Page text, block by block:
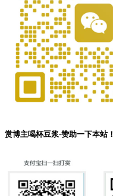
赏博主喝杯豆浆-赞助一下本站！